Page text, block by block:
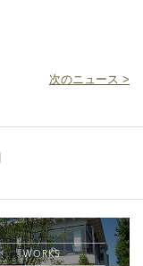
次のニュース >
WORKS